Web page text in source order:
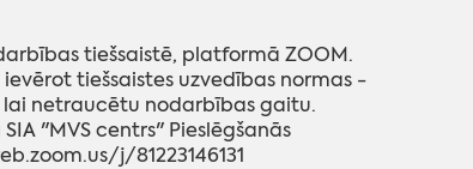
tiešsaistē, platformā ZOOM.
tiešsaistes uzvedības normas -
netraucētu nodarbības gaitu.
"MVS centrs" Pieslēgšanās
j/81223146131